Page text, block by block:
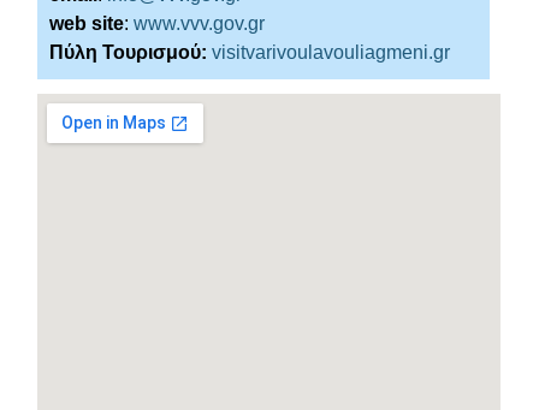
web site:www.vvv.gov.gr
Πύλη Τουρισμού:visitvarivoulavouliagmeni.gr